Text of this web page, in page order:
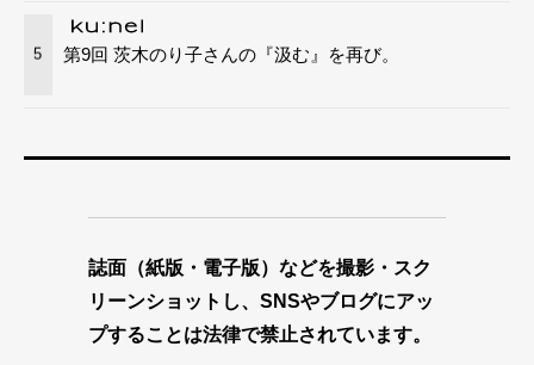
5 第9回 茨木のり子さんの『汲む』を再び。
誌面（紙版・電子版）などを撮影・スク
リーンショットし、SNSやブログにアッ
プすることは法律で禁止されています。